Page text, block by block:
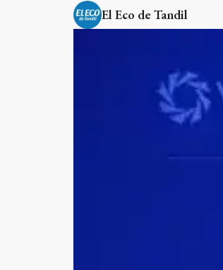
El Eco de Tandil